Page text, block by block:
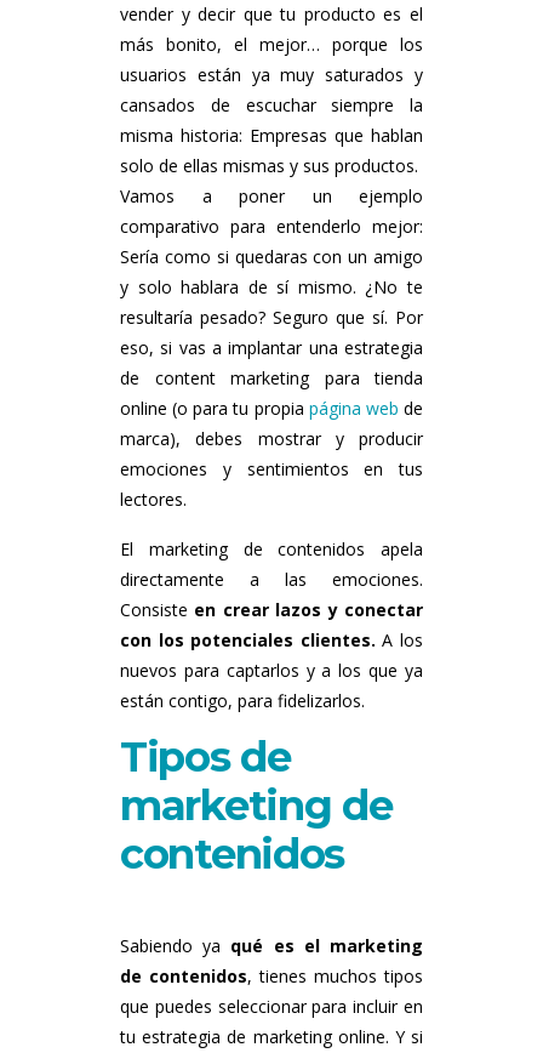
vender y decir que tu producto es el
más bonito, el mejor… porque los
usuarios están ya muy saturados y
cansados de escuchar siempre la
misma historia: Empresas que hablan
solo de ellas mismas y sus productos.
Vamos a poner un ejemplo
comparativo para entenderlo mejor:
Sería como si quedaras con un amigo
y solo hablara de sí mismo. ¿No te
resultaría pesado? Seguro que sí. Por
eso, si vas a implantar una estrategia
de content marketing para tienda
online (o para tu propia página web de
marca), debes mostrar y producir
emociones y sentimientos en tus
lectores.
El marketing de contenidos apela
directamente a las emociones.
Consiste en crear lazos y conectar
con los potenciales clientes. A los
nuevos para captarlos y a los que ya
están contigo, para fidelizarlos.
Tipos de
marketing de
contenidos
Sabiendo ya qué es el marketing
de contenidos, tienes muchos tipos
que puedes seleccionar para incluir en
tu estrategia de marketing online. Y si